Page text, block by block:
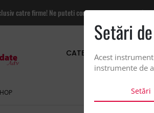
catre firme! Ne puteti contacta pentru oferta de
CATEGORII PRODUSE
Setări
Acest
instrumente de
Setări